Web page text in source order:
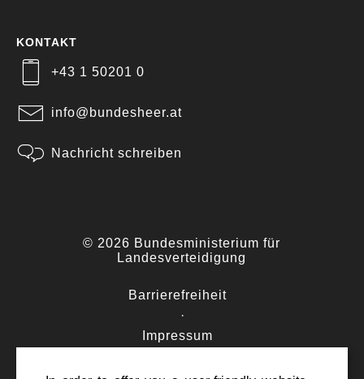
KONTAKT
+43 1 50201 0
info@bundesheer.at
Nachricht schreiben
© 2026 Bundesministerium für
Landesverteidigung
Barrierefreiheit
·
Impressum